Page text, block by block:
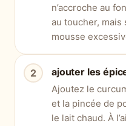
n’accroche au
au toucher, mais
mousse
ajouter les
Ajoutez le
et la pincée de
le lait chaud. À